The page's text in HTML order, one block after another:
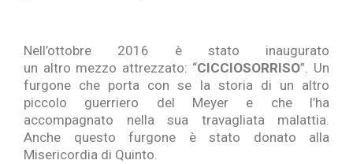
Nell’ottobre 2016 è stato inaugurato
un altro mezzo attrezzato: “CICCIOSORRISO”. Un
furgone che porta con se la storia di un altro
piccolo guerriero del Meyer e che l’ha
accompagnato nella sua travagliata malattia.
Anche questo furgone è stato donato alla
Misericordia di Quinto.